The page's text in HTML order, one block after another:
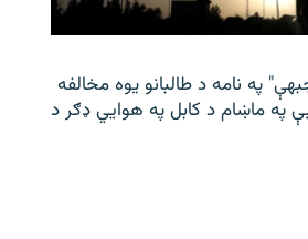
په نامه د طالبانو یوه مخالفه
په ماښام د کابل په هوايي ډګر د